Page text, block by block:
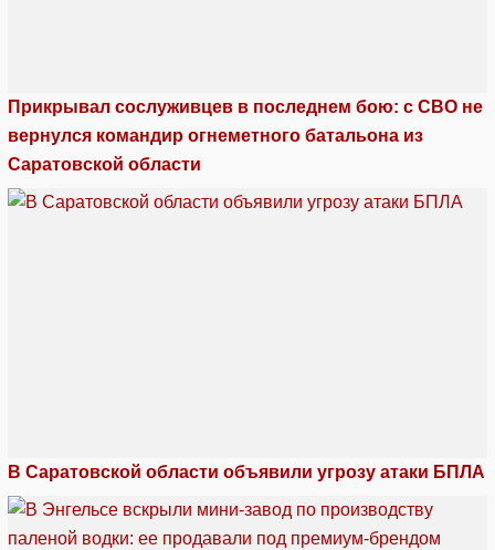
Прикрывал сослуживцев в последнем бою: с СВО не
вернулся командир огнеметного батальона из
Саратовской области
В Саратовской области объявили угрозу атаки БПЛА